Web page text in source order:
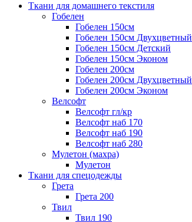
Ткани для домашнего текстиля
Гобелен
Гобелен 150см
Гобелен 150см Двухцветный
Гобелен 150см Детский
Гобелен 150см Эконом
Гобелен 200см
Гобелен 200см Двухцветный
Гобелен 200см Эконом
Велсофт
Велсофт гл/кр
Велсофт наб 170
Велсофт наб 190
Велсофт наб 280
Мулетон (махра)
Мулетон
Ткани для спецодежды
Грета
Грета 200
Твил
Твил 190